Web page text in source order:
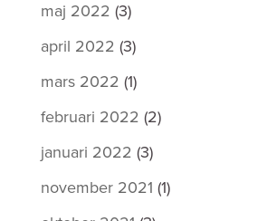
maj 2022 (3)
april 2022 (3)
mars 2022 (1)
februari 2022 (2)
januari 2022 (3)
november 2021 (1)